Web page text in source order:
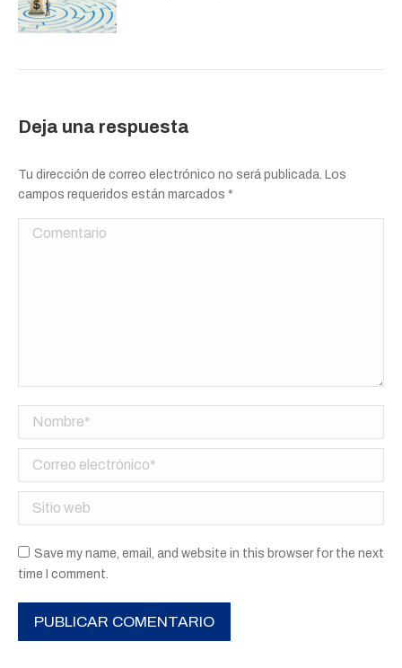
Deja una respuesta
Tu dirección de correo electrónico no será publicada. Los
campos requeridos están marcados *
Comentario
Nombre *
Correo electrónico *
Sitio web
Save my name, email, and website in this browser for the next
time I comment.
PUBLICAR COMENTARIO